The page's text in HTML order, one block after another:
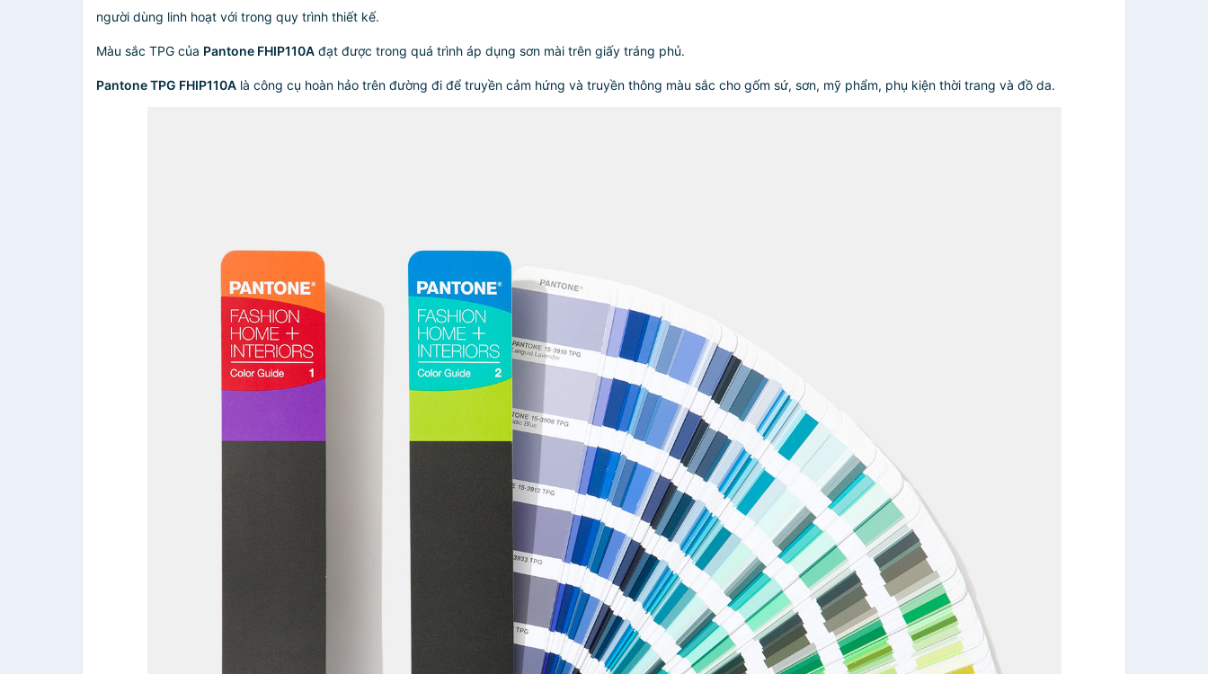
người dùng linh hoạt với trong quy trình thiết kế.
Màu sắc TPG của Pantone FHIP110A đạt được trong quá trình áp dụng sơn mài trên giấy tráng phủ.
Pantone TPG FHIP110A là công cụ hoàn hảo trên đường đi để truyền cảm hứng và truyền thông màu sắc cho gốm sứ, sơn, mỹ phẩm, phụ kiện thời trang và đồ da.